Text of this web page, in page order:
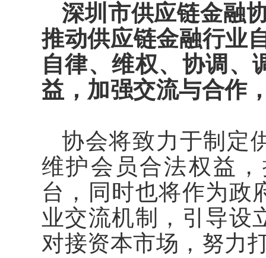
深圳市供应链金融
推动供应链金融行业
自律、维权、协调、
益，加强交流与合作
协会将致力于制定
维护会员合法权益
台，同时也将作为政
业交流机制，引导设
对接资本市场，努力